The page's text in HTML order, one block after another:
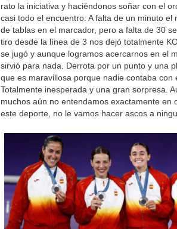
rato la iniciativa y haciéndonos soñar con el
casi todo el encuentro. A falta de un minuto el
de tablas en el marcador, pero a falta de 30
tiro desde la línea de 3 nos dejó totalmente
se jugó y aunque logramos acercarnos en el
sirvió para nada. Derrota por un punto y una
que es maravillosa porque nadie contaba con
Totalmente inesperada y una gran sorpresa.
muchos aún no entendamos exactamente en
este deporte, no le vamos hacer ascos a